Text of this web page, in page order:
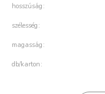
hosszúság
szélesség
magasság
db/karton